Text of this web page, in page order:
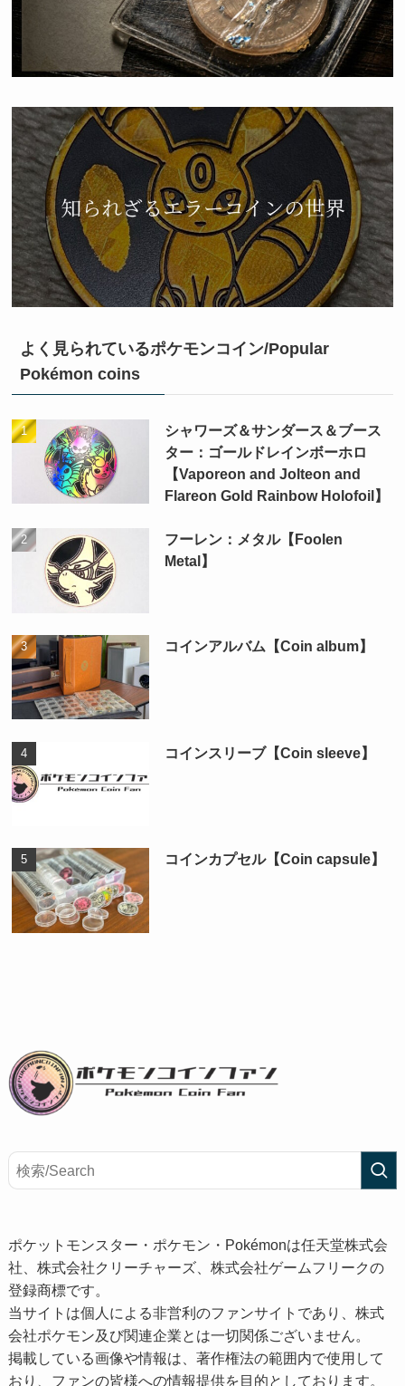
よく見られているポケモンコイン/Popular
Pokémon coins
シャワーズ＆サンダース＆ブース
ター：ゴールドレインボーホロ
【Vaporeon and Jolteon and
Flareon Gold Rainbow Holofoil】
フーレン：メタル【Foolen
Metal】
コインアルバム【Coin album】
コインスリーブ【Coin sleeve】
コインカプセル【Coin capsule】
ポケットモンスター・ポケモン・Pokémonは任天堂株式会
社、株式会社クリーチャーズ、株式会社ゲームフリークの
登録商標です。
当サイトは個人による非営利のファンサイトであり、株式
会社ポケモン及び関連企業とは一切関係ございません。
掲載している画像や情報は、著作権法の範囲内で使用して
おり、ファンの皆様への情報提供を目的としております。